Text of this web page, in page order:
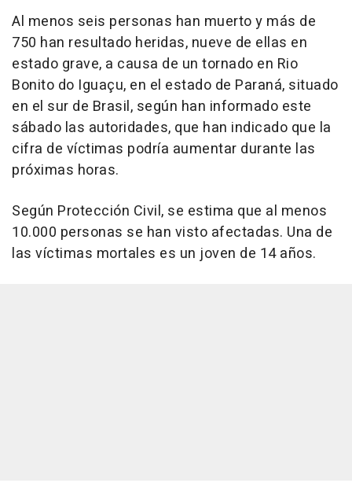
Al menos seis personas han muerto y más de
750 han resultado heridas, nueve de ellas en
estado grave, a causa de un tornado en Rio
Bonito do Iguaçu, en el estado de Paraná, situado
en el sur de Brasil, según han informado este
sábado las autoridades, que han indicado que la
cifra de víctimas podría aumentar durante las
próximas horas.
Según Protección Civil, se estima que al menos
10.000 personas se han visto afectadas. Una de
las víctimas mortales es un joven de 14 años.